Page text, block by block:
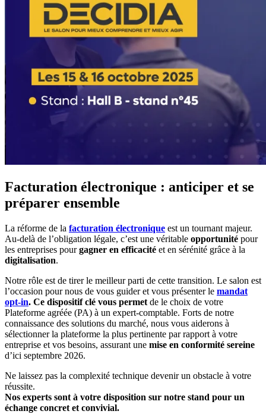
Facturation électronique : anticiper et se
préparer ensemble
La réforme de la facturation électronique est un tournant majeur.
Au-delà de l’obligation légale, c’est une véritable opportunité pour
les entreprises pourgagner en efficacité et en sérénité grâce à la
digitalisation.
Notre rôle est de tirer le meilleur parti de cette transition. Le salon est
l’occasion pour nous de vous guider et vous présenter le mandat
opt-in. Ce dispositif clé vous permet de le choix de votre
Plateforme agréée (PA) à un expert-comptable. Forts de notre
connaissance des solutions du marché, nous vous aiderons à
sélectionner la plateforme la plus pertinente par rapport à votre
entreprise et vos besoins, assurant une mise en conformité sereine
d’ici septembre 2026.
Ne laissez pas la complexité technique devenir un obstacle à votre
réussite.
Nos experts sont à votre disposition sur notre stand pour un
échange concret et convivial.